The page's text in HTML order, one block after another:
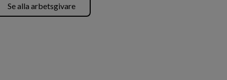
Se alla arbetsgivare